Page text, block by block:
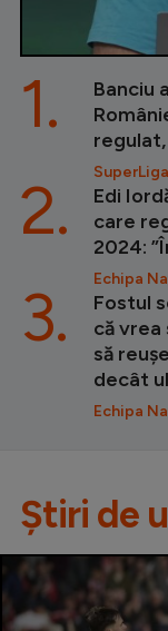
Banciu
SuperLiga
1.
Edi
care
2024:
Echipa
2.
Fostul
că vrea
să
decât
Echipa
3.
Știri de